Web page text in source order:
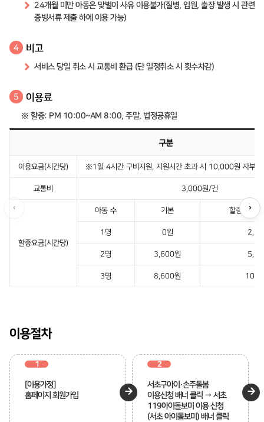
24개월 미만 아동은 맞벌이 사유 이용불가(질병, 입원, 출장 발생 시 관련
증빙서류 제출 하에 이용 가능)
4 비고
서비스 당일 취소 시 교통비 환급 (단 일정취소 시 횟수차감)
5 이용료
※ 할증: PM 10:00~AM 8:00, 주말, 법정공휴일
‹ ›
구분
이용요금(시간당) ※1일 4시간 구비지원, 지원시간 초과 시 10,000원 자부
교통비 3,000원/건
할증요금(시간당)
아동 수 기본 할증시간·
1명 0원
2명 3,600원
3명 8,600원
이용절차
1
[이용가정]
홈페이지 회원가입
2
서초구아이·손주돌봄
이용신청 배너 클릭 → 서초
119아이돌보미 이용 신청
(서초 아이돌보미) 배너 클릭